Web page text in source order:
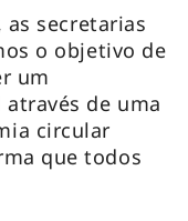
as secretarias
o objetivo de
um
de uma
circular
que todos